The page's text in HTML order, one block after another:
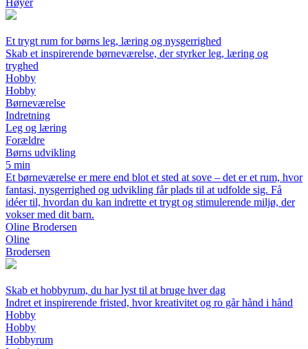
Høyer
Et trygt rum for børns leg, læring og nysgerrighed
Skab et inspirerende børneværelse, der styrker leg, læring og
tryghed
Hobby
Hobby
Børneværelse
Indretning
Leg og læring
Forældre
Børns udvikling
5 min
Et børneværelse er mere end blot et sted at sove – det er et rum, hvor
fantasi, nysgerrighed og udvikling får plads til at udfolde sig. Få
idéer til, hvordan du kan indrette et trygt og stimulerende miljø, der
vokser med dit barn.
Oline Brodersen
Oline
Brodersen
Skab et hobbyrum, du har lyst til at bruge hver dag
Indret et inspirerende fristed, hvor kreativitet og ro går hånd i hånd
Hobby
Hobby
Hobbyrum